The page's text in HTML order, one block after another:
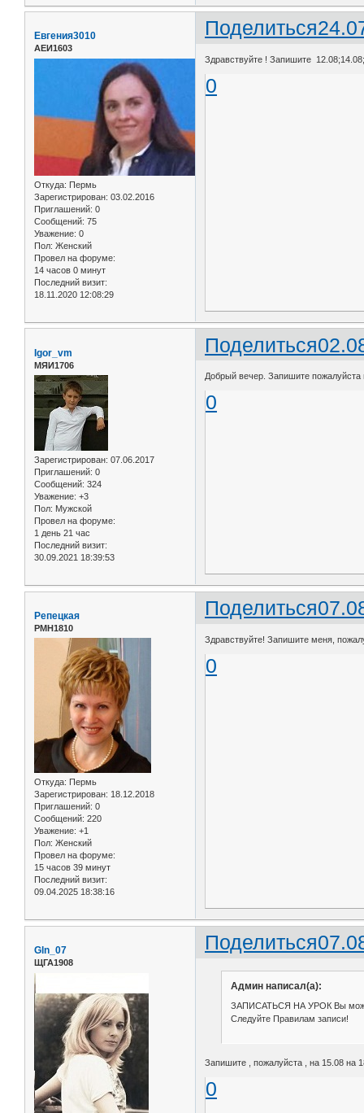
Поделиться
Евгения3010
АЕИ1603
Откуда: Пермь
Зарегистрирован: 03.02.2016
Приглашений: 0
Сообщений: 75
Уважение: 0
Пол: Женский
Провел на форуме:
14 часов 0 минут
Последний визит:
18.11.2020 12:08:29
Здравствуйте ! Запишите
0
Поделиться
Igor_vm
МЯИ1706
Зарегистрирован: 07.06.2017
Приглашений: 0
Сообщений: 324
Уважение: +3
Пол: Мужской
Провел на форуме:
1 день 21 час
Последний визит:
30.09.2021 18:39:53
Добрый вечер. Запишите пожалуйста
0
Поделиться
Репецкая
РМН1810
Откуда: Пермь
Зарегистрирован: 18.12.2018
Приглашений: 0
Сообщений: 220
Уважение: +1
Пол: Женский
Провел на форуме:
15 часов 39 минут
Последний визит:
09.04.2025 18:38:16
Здравствуйте! Запишите меня,
0
Поделиться
Gln_07
ЩГА1908
Админ написал(а):
ЗАПИСАТЬСЯ НА УРОК Вы
Следуйте Правилам записи!
Запишите , пожалуйста , на 15.08 на
0